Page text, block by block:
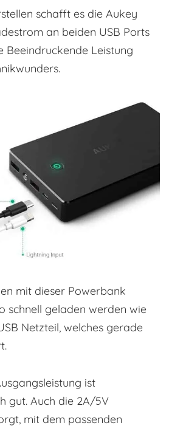
schafft es die Aukey
an beiden USB Ports
Beeindruckende Leistung
mit dieser Powerbank
schnell geladen werden wie
Netzteil, welches gerade
ist
gut. Auch die 2A/5V
mit dem passenden